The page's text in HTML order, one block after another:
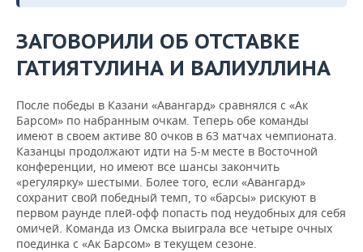
ЗАГОВОРИЛИ ОБ ОТСТАВКЕ
ГАТИЯТУЛИНА И ВАЛИУЛЛИНА
После победы в Казани «Авангард» сравнялся с «Ак
Барсом» по набранным очкам. Теперь обе команды
имеют в своем активе 80 очков в 63 матчах чемпионата.
Казанцы продолжают идти на 5-м месте в Восточной
конференции, но имеют все шансы закончить
«регулярку» шестыми. Более того, если «Авангард»
сохранит свой победный темп, то «барсы» рискуют в
первом раунде плей-офф попасть под неудобных для себя
омичей. Команда из Омска выиграла все четыре очных
поединка с «Ак Барсом» в текущем сезоне.